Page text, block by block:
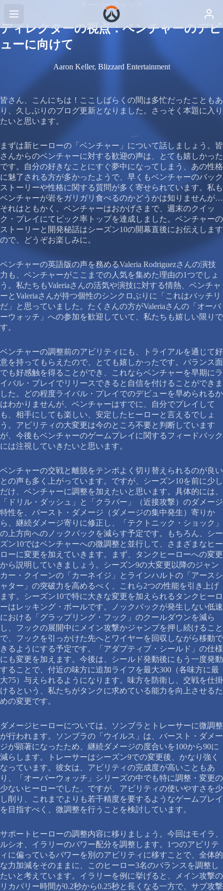
オーバーウォッチ
ディレクターの視点：ベンチャーのデビ
ューに向けて
Aaron Keller, Blizzard Entertainment
皆さん、こんにちは！ここしばらくの間は多忙だったこともあ
り、久しぶりのブログ更新となりました。さっそく本題に入り
たいと思います。
まずは新ヒーローの「ベンチャー」について話しましょう。皆
さんからのベンチャーに対する歓迎の声は、とても嬉しかった
です。自分の好きなことにすぐ夢中になってしまう、あの性格
に魅了される方が多かったようで、早くもベンチャーのバック
ストーリーや性格に関する質問が多く寄せられています。私も
ベンチャーが岩をガリガリ食べるのかどうかは知りませんが…
それはともかく、ベンチャーはおかげさまで、週末のクイッ
ク・プレイにてピック率トップを達成しました。ベンチャーの
ストーリーと開発秘話はシーズン10の開幕直後にお伝えします
ので、どうぞお楽しみに。
ベンチャーの英語版の声を務めるValeria Rodriguezさんの演技
力も、ベンチャーがここまでの人気を集めた理由の1つでしょ
う。私たちもValeriaさんの活気や演技に対する情熱、ベンチャ
ーとValeriaさんが持つ個性のシンクロぶりに「これはバッチリ
だ」と思っていました。たくさんの方がValeriaさんの「オーバ
ーウォッチ」への参加を歓迎していて、私たちも嬉しい限りで
す。
ベンチャーの調整前のアビリティにも、トライアルを通じて好
意を持ってもらえたので、とても嬉しかったです。バランス面
でも好感触を得ることができ、これならベンチャーを早期にラ
イバル・プレイでリリースできると自信を付けることができま
した。どの程度ライバル・プレイでのデビューを早められるか
はわかりませんが、ベンチャーはすでに、自分でプレイして
も、相手にしても楽しい、安定したヒーローと言えるでしょ
う。アビリティの大変更は今のところ不要と判断しています
が、今後もベンチャーのゲームプレイに関するフィードバック
には注視していきたいと思います。
ベンチャーの交戦と離脱をテンポよく切り替えられるのが良い
との声も多く上がっています。ですが、シーズン10を前に少し
だけ、ベンチャーに調整を加えたいと思います。具体的には、
「ドリル・ダッシュ」と「クラバー」（近接攻撃）のダメージ
特性を、バースト・ダメージ（ダメージの集中発生）寄りか
ら、継続ダメージ寄りに修正し、「テクトニック・ショック」
の上方向へのノックバックを減らす予定です。もちろん、シー
ズン10ではベンチャーへの微調整と並行して、さまざまなヒー
ローに変更を加えていきます。まず、タンクヒーローへの変更
から説明していきましょう。シーズン9の大変更以降のジャン
カー・クイーンの「カーネイジ」とラインハルトの「アースシ
ャター」の突破力を高めるべく、これら2つの性能を引き上げ
ます。シーズン10で特に大きな変更を加えられるタンクヒーロ
ーはレッキング・ボールです。ノックバックが発生しない低速
における「グラップリング・フック」のクールダウンを減ら
し、フックの展開中にメイン攻撃かジャンプを押し続けること
で、フックを引っかけた先へとワイヤーを回収しながら移動で
きるようにする予定です。「アダプティブ・シールド」の仕様
にも変更を加えます。今後は、シールド発動後にもう一度発動
することで、付近の味方に追加ライフを最大300（各味方に最
大75）与えられるようになります。味方を防衛し、交戦を仕掛
けるという、私たちがタンクに求めている能力を向上させるた
めの変更です。
ダメージヒーローについては、ソンブラとトレーサーに微調整
が行われます。ソンブラの「ウイルス」は、バースト・ダメー
ジが顕著になったため、継続ダメージの度合いを100から90に
減らします。トレーサーはシーズン9での変更後、かなり強く
なっています。彼女は、アビリティの完成度が高いこともあ
り、「オーバーウォッチ」シリーズの中でも特に調整・変更の
少ないヒーローでした。ですが、アビリティの使いやすさを少
し削り、これまでよりも若干精度を要するようなゲームプレイ
を目指すべく、微調整を行うことを検討しています。
サポートヒーローの調整内容に移りましょう。今回はモイラ、
ルシオ、イラリーのパワー配分を調整します。1つのアビリテ
ィに偏っているパワーを別のアビリティに移すことで、全体的
な力加減をそのままに、このヒーロー3名のバランスを調整し
たいと考えています。イラリーを例に挙げると、メイン攻撃の
リカバリー時間が0.2秒から0.25秒と長くなる一方で、サブ攻撃